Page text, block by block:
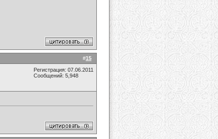
#15
Регистрация: 07.06.2011
Сообщений: 5,948